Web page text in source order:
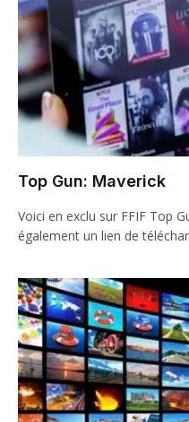
Top Gun: Maverick
Voici en exclu sur FFIF Top
également un lien de